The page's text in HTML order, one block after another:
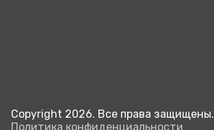
Политика конфиденциальности
Copyright 2026. Все права защищены.